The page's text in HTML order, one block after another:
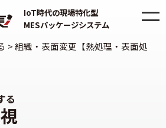
IoT時代の現場特化型
MESパッケージシステム
>組織・表面変更【熱処理・表面処
る